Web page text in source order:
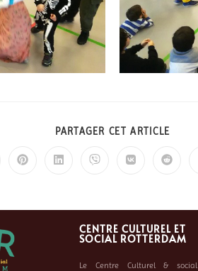
PARTAGER CET ARTICLE
CENTRE CULTUREL ET
SOCIAL ROTTERDAM
Le Centre Culturel & social